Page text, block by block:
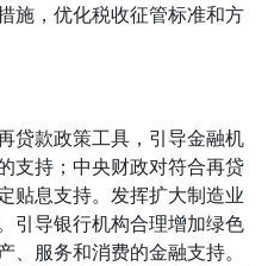
施，优化税收征管标准和方
贷款政策工具，引导金融机
支持；中央财政对符合再贷
贴息支持。发挥扩大制造业
引导银行机构合理增加绿色
服务和消费的金融支持。